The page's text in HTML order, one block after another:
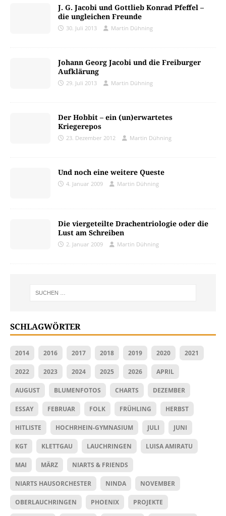
J. G. Jacobi und Gottlieb Konrad Pfeffel –
die ungleichen Freunde
30. Juli 2013 Martin Dühning
Johann Georg Jacobi und die Freiburger
Aufklärung
29. Juli 2013 Martin Dühning
Der Hobbit – ein (un)erwartetes
Kriegerepos
23. Dezember 2012 Martin Dühning
Und noch eine weitere Queste
4. Januar 2009 Martin Dühning
Die viergeteilte Drachentriologie oder die
Lust am Schreiben
2. Januar 2009 Martin Dühning
SCHLAGWÖRTER
2014 2016 2017 2018 2019 2020 2021
2022 2023 2024 2025 2026 APRIL
AUGUST BLUMENFOTOS CHARTS DEZEMBER
ESSAY FEBRUAR FOLK FRÜHLING HERBST
HITLISTE HOCHRHEIN-GYMNASIUM JULI JUNI
KGT KLETTGAU LAUCHRINGEN LUISA AMIRATU
MAI MÄRZ NIARTS & FRIENDS
NIARTS HAUSORCHESTER NINDA NOVEMBER
OBERLAUCHRINGEN PHOENIX PROJEKTE